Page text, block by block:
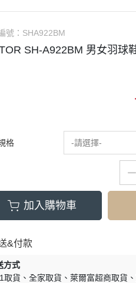
號： SHA922BM
SH-A922BM 男女羽球
格 -請選擇-
加入購物車
&付款
方式
取貨
全家取貨 萊爾富超商取貨